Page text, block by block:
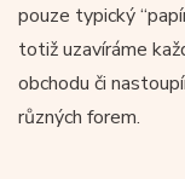
pouze typický
totiž uzavíráme
obchodu či
různých forem.